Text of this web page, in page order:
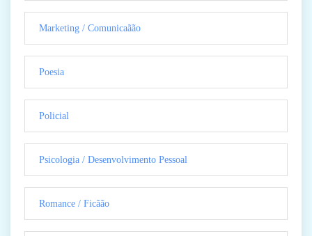
Marketing / Comunicaãão
Poesia
Policial
Psicologia / Desenvolvimento Pessoal
Romance / Ficãão